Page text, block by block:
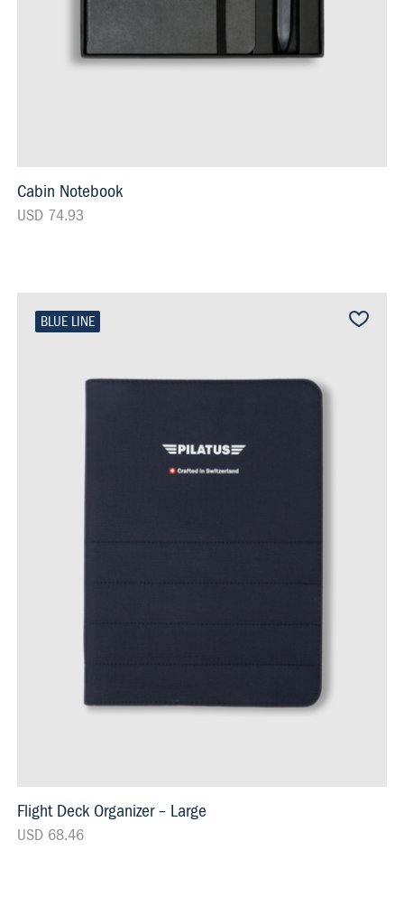
Cabin Notebook
USD 74.93
BLUE LINE
Flight Deck Organizer – Large
USD 68.46